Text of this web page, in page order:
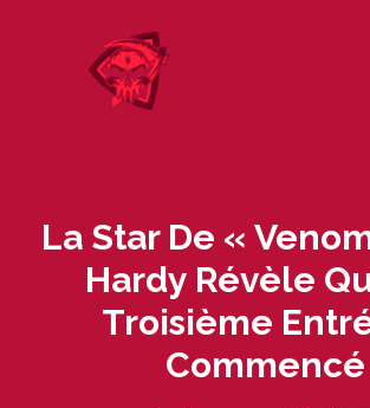
La Star De «
Hardy Révèle
Troisième
Commencé